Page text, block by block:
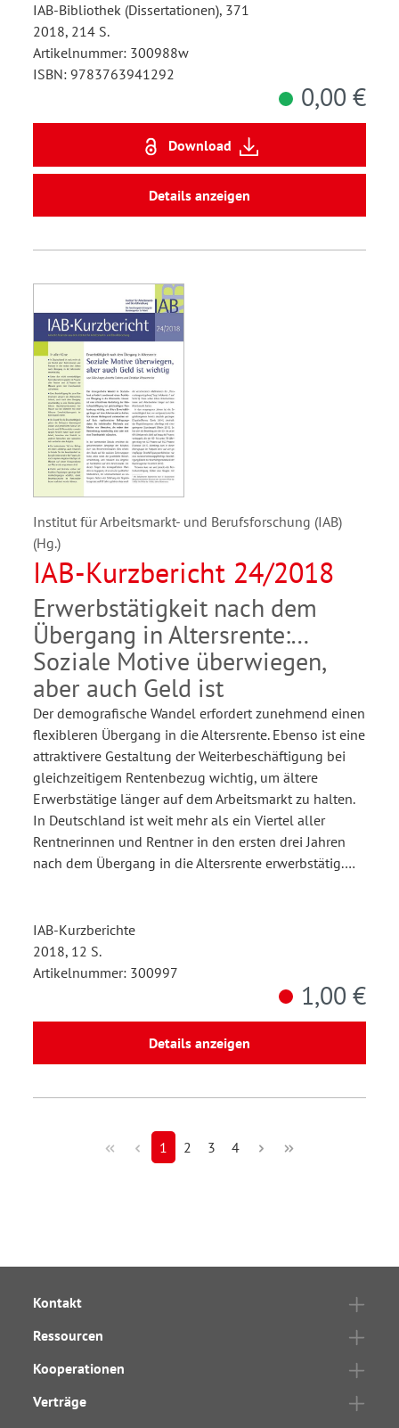
IAB-Bibliothek (Dissertationen), 371
2018, 214 S.
Artikelnummer: 300988w
ISBN: 9783763941292
0,00 €
Download
Details anzeigen
Institut für Arbeitsmarkt- und Berufsforschung (IAB)
(Hg.)
IAB-Kurzbericht 24/2018
Erwerbstätigkeit nach dem
Übergang in Altersrente:
Soziale Motive überwiegen,
aber auch Geld ist
Der demografische Wandel erfordert zunehmend einen
flexibleren Übergang in die Altersrente. Ebenso ist eine
attraktivere Gestaltung der Weiterbeschäftigung bei
gleichzeitigem Rentenbezug wichtig, um ältere
Erwerbstätige länger auf dem Arbeitsmarkt zu halten.
In Deutschland ist weit mehr als ein Viertel aller
Rentnerinnen und Rentner in den ersten drei Jahren
nach dem Übergang in die Altersrente erwerbstätig.…
IAB-Kurzberichte
2018, 12 S.
Artikelnummer: 300997
1,00 €
Details anzeigen
1 2 3 4
Kontakt
Ressourcen
Kooperationen
Verträge